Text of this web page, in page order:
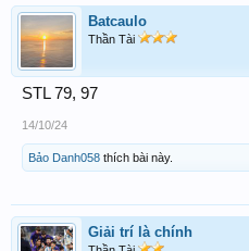
Batcaulo
Thần Tài
STL 79, 97
14/10/24
Bảo Danh058 thích bài này.
Giải trí là chính